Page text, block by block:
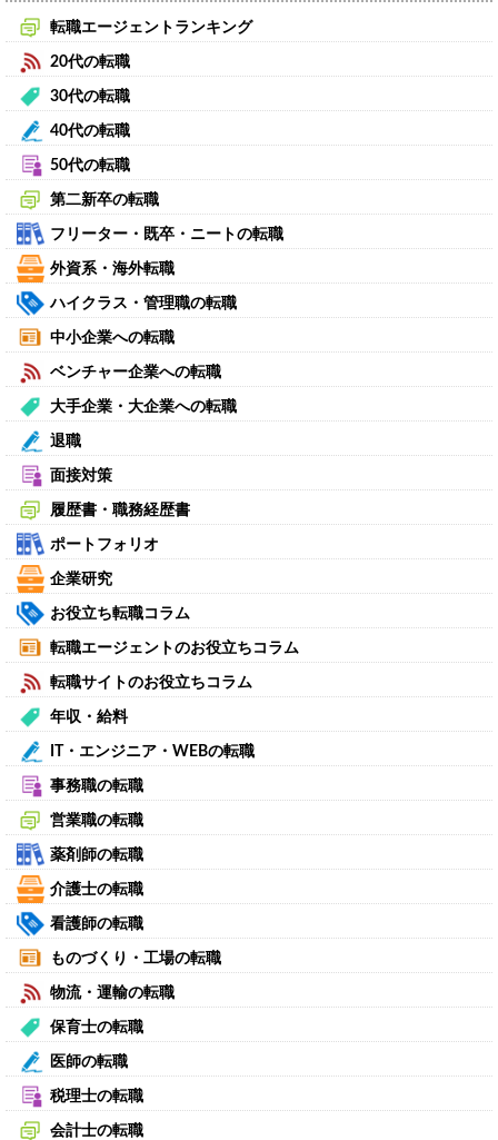
転職エージェントランキング
20代の転職
30代の転職
40代の転職
50代の転職
第二新卒の転職
フリーター・既卒・ニートの転職
外資系・海外転職
ハイクラス・管理職の転職
中小企業への転職
ベンチャー企業への転職
大手企業・大企業への転職
退職
面接対策
履歴書・職務経歴書
ポートフォリオ
企業研究
お役立ち転職コラム
転職エージェントのお役立ちコラム
転職サイトのお役立ちコラム
年収・給料
IT・エンジニア・WEBの転職
事務職の転職
営業職の転職
薬剤師の転職
介護士の転職
看護師の転職
ものづくり・工場の転職
物流・運輸の転職
保育士の転職
医師の転職
税理士の転職
会計士の転職